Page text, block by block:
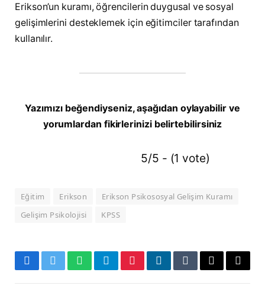
Erikson’un kuramı, öğrencilerin duygusal ve sosyal
gelişimlerini desteklemek için eğitimciler tarafından
kullanılır.
Yazımızı beğendiyseniz, aşağıdan oylayabilir ve
yorumlardan fikirlerinizi belirtebilirsiniz
5/5 - (1 vote)
Eğitim Erikson
Erikson Psikososyal Gelişim Kuramı
Gelişim Psikolojisi
KPSS
FacebookTwitterWhatsAppTelegramPinterestLinkedInTumblrE-
Copy